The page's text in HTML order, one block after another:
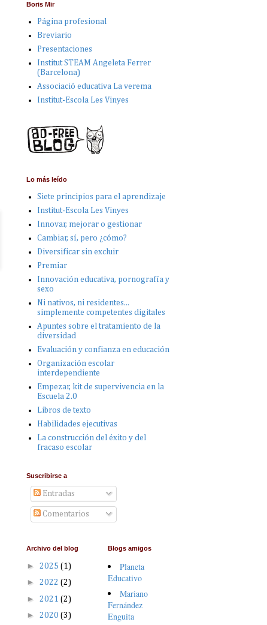
Boris Mir
Página profesional
Breviario
Presentaciones
Institut STEAM Angeleta Ferrer
(Barcelona)
Associació educativa La verema
Institut-Escola Les Vinyes
Lo más leído
Siete principios para el aprendizaje
Institut-Escola Les Vinyes
Innovar, mejorar o gestionar
Cambiar, sí, pero ¿cómo?
Diversificar sin excluir
Premiar
Innovación educativa, pornografía y
sexo
Ni nativos, ni residentes...
simplemente competentes digitales
Apuntes sobre el tratamiento de la
diversidad
Evaluación y confianza en educación
Organización escolar
interdependiente
Empezar, kit de supervivencia en la
Escuela 2.0
Libros de texto
Habilidades ejecutivas
La construcción del éxito y del
fracaso escolar
Suscribirse a
Entradas
Comentarios
Archivo del blog
► 2025 (1)
► 2022 (2)
► 2021 (2)
► 2020 (3)
Blogs amigos
Planeta
Educativo
Mariano
Fernández
Enguita